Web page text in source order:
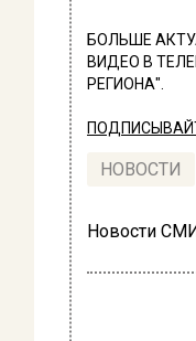
БОЛЬШЕ
ВИДЕО В
РЕГИОНА".
НОВОСТИ
Новости